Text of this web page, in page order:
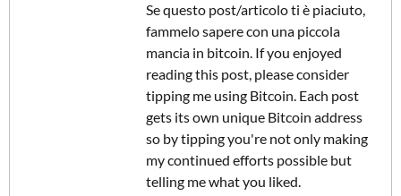
Se questo post/articolo ti è piaciuto,
fammelo sapere con una piccola
mancia in bitcoin. If you enjoyed
reading this post, please consider
tipping me using Bitcoin. Each post
gets its own unique Bitcoin address
so by tipping you're not only making
my continued efforts possible but
telling me what you liked.